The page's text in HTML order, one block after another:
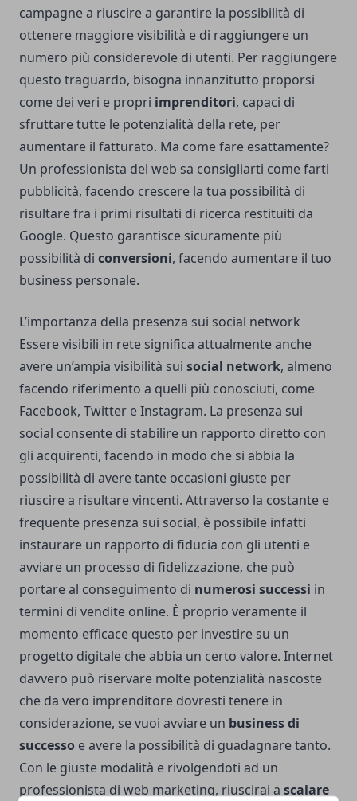
campagne a riuscire a garantire la possibilità di
ottenere maggiore visibilità e di raggiungere un
numero più considerevole di utenti. Per raggiungere
questo traguardo, bisogna innanzitutto proporsi
come dei veri e propri imprenditori, capaci di
sfruttare tutte le potenzialità della rete, per
aumentare il fatturato. Ma come fare esattamente?
Un professionista del web sa consigliarti come farti
pubblicità, facendo crescere la tua possibilità di
risultare fra i primi risultati di ricerca restituiti da
Google. Questo garantisce sicuramente più
possibilità di conversioni, facendo aumentare il tuo
business personale.
L’importanza della presenza sui social network
Essere visibili in rete significa attualmente anche
avere un’ampia visibilità sui social network, almeno
facendo riferimento a quelli più conosciuti, come
Facebook, Twitter e Instagram. La presenza sui
social consente di stabilire un rapporto diretto con
gli acquirenti, facendo in modo che si abbia la
possibilità di avere tante occasioni giuste per
riuscire a risultare vincenti. Attraverso la costante e
frequente presenza sui social, è possibile infatti
instaurare un rapporto di fiducia con gli utenti e
avviare un processo di fidelizzazione, che può
portare al conseguimento di numerosi successi in
termini di vendite online. È proprio veramente il
momento efficace questo per investire su un
progetto digitale che abbia un certo valore. Internet
davvero può riservare molte potenzialità nascoste
che da vero imprenditore dovresti tenere in
considerazione, se vuoi avviare un business di
successo e avere la possibilità di guadagnare tanto.
Con le giuste modalità e rivolgendoti ad un
professionista di web marketing, riuscirai a scalare